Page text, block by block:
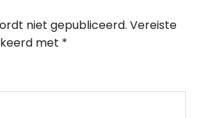
niet gepubliceerd. Vereiste
met *